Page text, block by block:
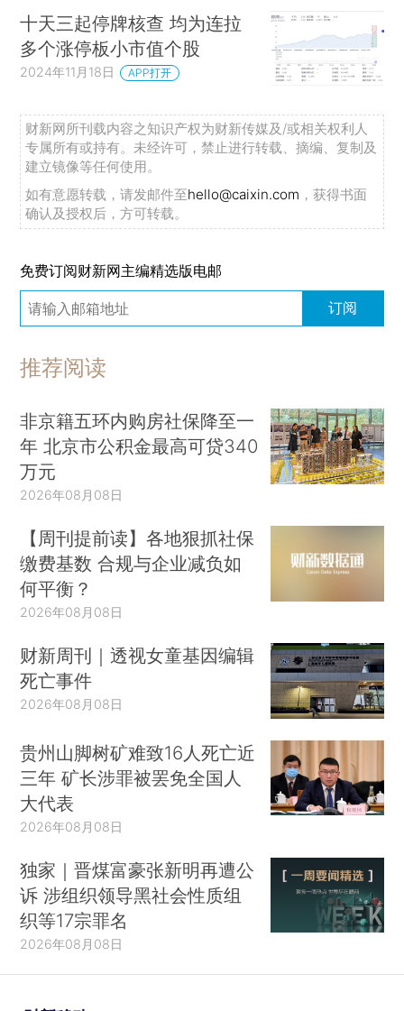
十天三起停牌核查 均为连拉
多个涨停板小市值个股
2024年11月18日 APP打开
财新网所刊载内容之知识产权为财新传媒及/或相关权利人
专属所有或持有。未经许可，禁止进行转载、摘编、复制及
建立镜像等任何使用。
如有意愿转载，请发邮件至hello@caixin.com ，获得书面
确认及授权后，方可转载。
免费订阅财新网主编精选版电邮
订阅
推荐阅读
非京籍五环内购房社保降至一
年 北京市公积金最高可贷340
万元
2026年08月08日
【周刊提前读】各地狠抓社保
缴费基数 合规与企业减负如
何平衡？
2026年08月08日
财新周刊｜透视女童基因编辑
死亡事件
2026年08月08日
贵州山脚树矿难致16人死亡近
三年 矿长涉罪被罢免全国人
大代表
2026年08月08日
独家｜晋煤富豪张新明再遭公
诉 涉组织领导黑社会性质组
织等17宗罪名
2026年08月08日